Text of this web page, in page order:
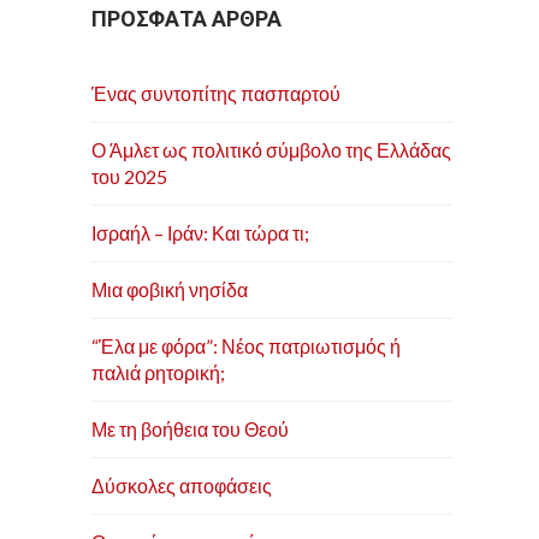
ΠΡΟΣΦΑΤΑ ΑΡΘΡΑ
Ένας συντοπίτης πασπαρτού
Ο Άμλετ ως πολιτικό σύμβολο της Ελλάδας
του 2025
Ισραήλ – Ιράν: Και τώρα τι;
Μια φοβική νησίδα
“Έλα με φόρα”: Νέος πατριωτισμός ή
παλιά ρητορική;
Με τη βοήθεια του Θεού
Δύσκολες αποφάσεις